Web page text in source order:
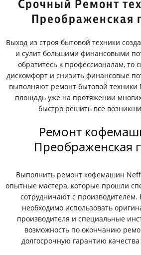
Срочный Ремонт
Преображенская
Выход из строя бытовой техники
и сулит большими финансовыми
обратитесь к профессионалам, то
дискомфорт и снизить финансовые
выполняют ремонт бытовой техники
площадь уже на протяжении
быстро решить все
Ремонт
Преображенская
Выполнить ремонт кофемашин Neff
опытные мастера, которые прошли
сотрудничают с
необходимо использовать
производителя и специальные
возможность по окончанию
долгосрочную гарантию